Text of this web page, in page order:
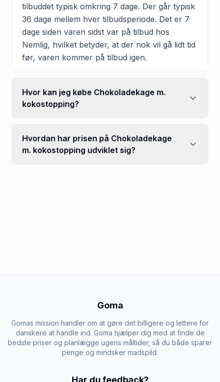
tilbuddet typisk omkring 7 dage. Der går typisk
36 dage mellem hver tilbudsperiode. Det er 7
dage siden varen sidst var på tilbud hos
Nemlig, hvilket betyder, at der nok vil gå lidt tid
før, varen kommer på tilbud igen.
Hvor kan jeg købe Chokoladekage m.
kokostopping?
Hvordan har prisen på Chokoladekage
m. kokostopping udviklet sig?
Goma
Gomas mission handler om at gøre det billigere og lettere for
danskere at handle ind. Goma hjælper dig med at finde de
bedste priser og planlægge ugens måltider, så du både sparer
penge og mindsker madspild.
Har du feedback?